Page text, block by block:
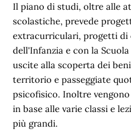
Il piano di studi, oltre alle
scolastiche, prevede
extracurriculari, progetti di
dell'Infanzia e con la
uscite alla scoperta dei
territorio e passeggiate
psicofisico. Inoltre
in base alle varie classi e
più grandi.